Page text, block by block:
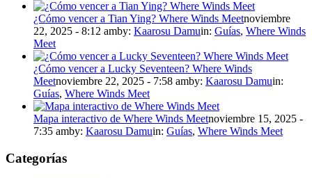
¿Cómo vencer a Tian Ying? Where Winds Meetnoviembre
22, 2025 - 8:12 amby: Kaarosu Damuin: Guías, Where Winds
Meet
¿Cómo vencer a Lucky Seventeen? Where Winds
Meetnoviembre 22, 2025 - 7:58 amby: Kaarosu Damuin:
Guías, Where Winds Meet
Mapa interactivo de Where Winds Meetnoviembre 15, 2025 -
7:35 amby: Kaarosu Damuin: Guías, Where Winds Meet
Categorías